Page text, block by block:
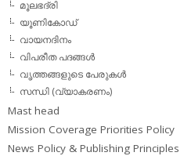
മൂലഭദ്രി
യൂണികോഡ്
വായനദിനം
വിപരീത പദങ്ങള്‍
വൃത്തങ്ങളുടെ പേരുകള്‍
സന്ധി (വ്യാകരണം)
Mast head
Mission Coverage Priorities Policy
News Policy & Publishing Principles